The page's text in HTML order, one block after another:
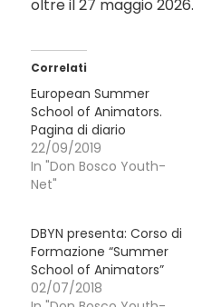
oltre il 27 maggio 2026.
Correlati
European Summer
School of Animators.
Pagina di diario
22/09/2019
In "Don Bosco Youth-
Net"
DBYN presenta: Corso di
Formazione “Summer
School of Animators”
02/07/2018